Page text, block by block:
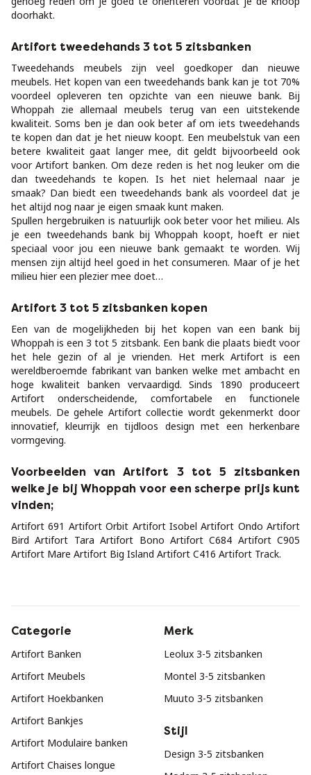
doorhakt.
Artifort tweedehands 3 tot 5 zitsbanken
Tweedehands meubels zijn veel goedkoper dan nieuwe
meubels. Het kopen van een tweedehands bank kan je tot 70%
voordeel opleveren ten opzichte van een nieuwe bank. Bij
Whoppah zie allemaal meubels terug van een uitstekende
kwaliteit. Soms ben je dan ook beter af om iets tweedehands
te kopen dan dat je het nieuw koopt. Een meubelstuk van een
betere kwaliteit gaat langer mee, dit geldt bijvoorbeeld ook
voor Artifort banken. Om deze reden is het nog leuker om die
dan tweedehands te kopen. Is het niet helemaal naar je
smaak? Dan biedt een tweedehands bank als voordeel dat je
het altijd nog naar je eigen smaak kunt maken.
Spullen hergebruiken is natuurlijk ook beter voor het milieu. Als
je een tweedehands bank bij Whoppah koopt, hoeft er niet
speciaal voor jou een nieuwe bank gemaakt te worden. Wij
mensen zijn altijd heel goed in het consumeren. Maar of je het
milieu hier een plezier mee doet…
Artifort 3 tot 5 zitsbanken kopen
Een van de mogelijkheden bij het kopen van een bank bij
Whoppah is een 3 tot 5 zitsbank. Een bank die plaats biedt voor
het hele gezin of al je vrienden. Het merk Artifort is een
wereldberoemde fabrikant van banken welke met ambacht en
hoge kwaliteit banken vervaardigd. Sinds 1890 produceert
Artifort onderscheidende, comfortabele en functionele
meubels. De gehele Artifort collectie wordt gekenmerkt door
innovatief, kleurrijk en tijdloos design met een herkenbare
vormgeving.
Voorbeelden van Artifort 3 tot 5 zitsbanken
welke je bij Whoppah voor een scherpe prijs kunt
vinden;
Artifort 691 Artifort Orbit Artifort Isobel Artifort Ondo Artifort
Bird Artifort Tara Artifort Bono Artifort C684 Artifort C905
Artifort Mare Artifort Big Island Artifort C416 Artifort Track.
Categorie
Artifort Banken
Artifort Meubels
Artifort Hoekbanken
Artifort Bankjes
Artifort Modulaire banken
Artifort Chaises longue
Merk
Leolux 3-5 zitsbanken
Montel 3-5 zitsbanken
Muuto 3-5 zitsbanken
Stijl
Design 3-5 zitsbanken